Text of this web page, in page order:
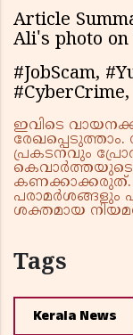
Article
Ali's photo on
#JobScam,
ഇവിടെ
രേഖപ്പെടുത്താം.
പ്രകടനവും
കെവാർത്തയുടെ
കണക്കാക്കരുത്.
പരാമർശങ്ങളും
ശക്തമായ
Tags
Kerala News